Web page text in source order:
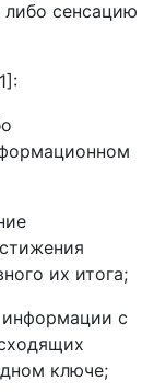
либо сенсацию
их итога;
с
ключе;